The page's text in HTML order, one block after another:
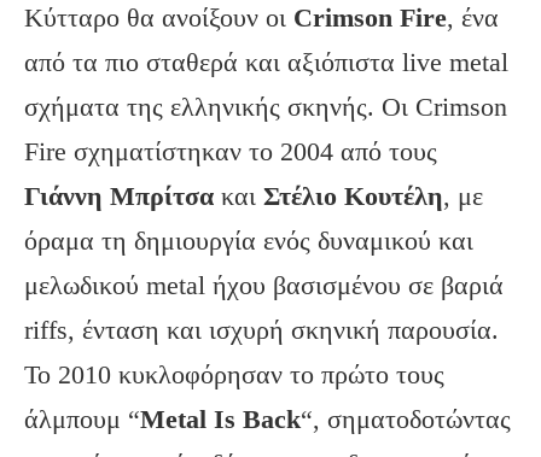
Κύτταρο θα ανοίξουν οι Crimson Fire, ένα
από τα πιο σταθερά και αξιόπιστα live metal
σχήματα της ελληνικής σκηνής. Οι Crimson
Fire σχηματίστηκαν το 2004 από τους
Γιάννη Μπρίτσα και Στέλιο Κουτέλη, με
όραμα τη δημιουργία ενός δυναμικού και
μελωδικού metal ήχου βασισμένου σε βαριά
riffs, ένταση και ισχυρή σκηνική παρουσία.
Το 2010 κυκλοφόρησαν το πρώτο τους
άλμπουμ “Metal Is Back“, σηματοδοτώντας